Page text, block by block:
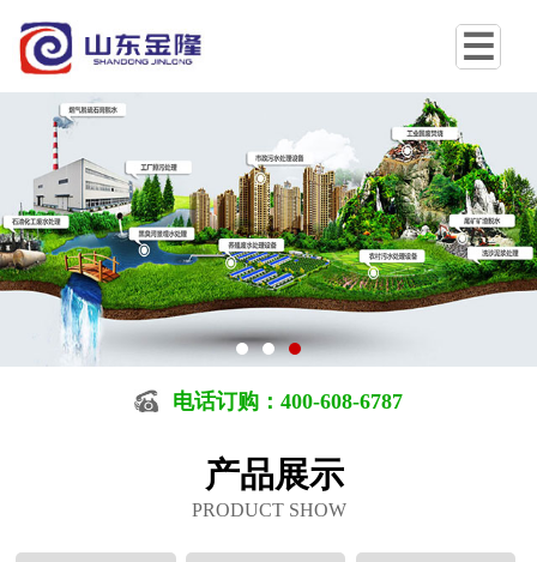
电话订购：400-608-6787
产品展示
PRODUCT SHOW